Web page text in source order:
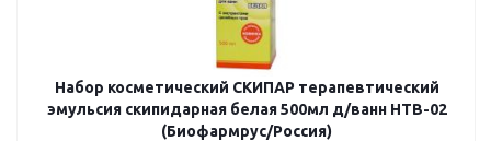
Набор косметический СКИПАР терапевтический
эмульсия скипидарная белая 500мл д/ванн НТВ-02
(Биофармрус/Россия)